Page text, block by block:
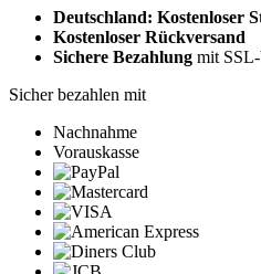
Deutschland: Kostenloser
Kostenloser Rückversand
Sichere Bezahlung mit
Sicher bezahlen mit
Nachnahme
Vorauskasse